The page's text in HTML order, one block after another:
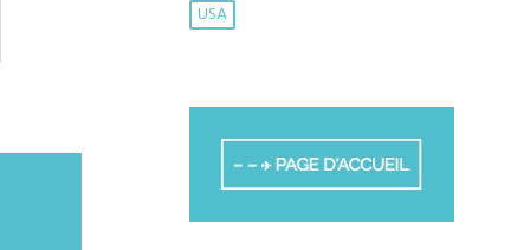
USA